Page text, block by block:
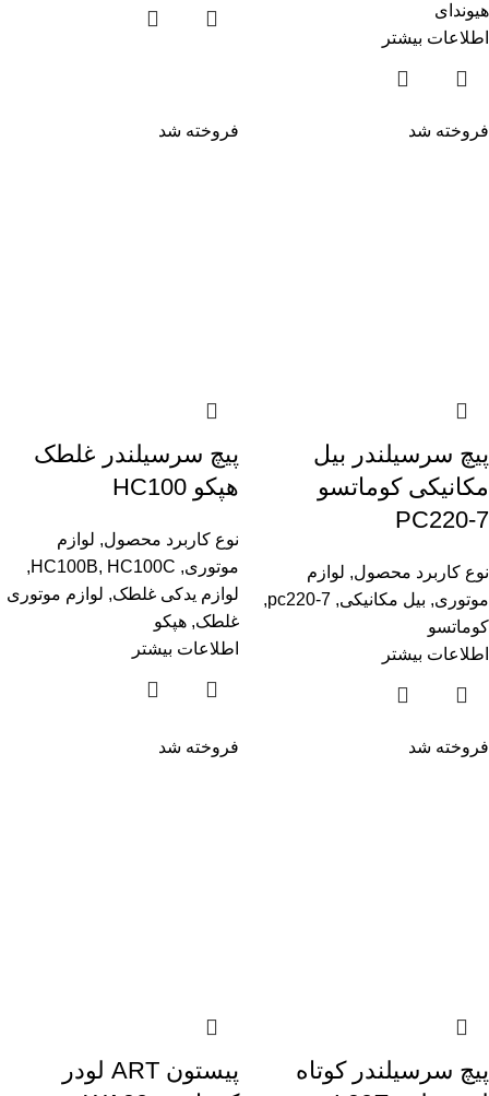
هیوندای
اطلاعات بیشتر
فروخته شد
پیچ سرسیلندر بیل‌
مکانیکی کوماتسو
PC220-7
نوع کاربرد محصول, لوازم
موتوری, بیل مکانیکی,
pc220-7
,
کوماتسو
اطلاعات بیشتر
فروخته شد
پیچ سرسیلندر غلطک
هپکو HC100
نوع کاربرد محصول, لوازم
موتوری,
HC100B, HC100C
,
لوازم یدکی غلطک, لوازم موتوری
غلطک, هپکو
اطلاعات بیشتر
فروخته شد
پیچ سرسیلندر کوتاه
فروخته شد
پیستون ART لودر